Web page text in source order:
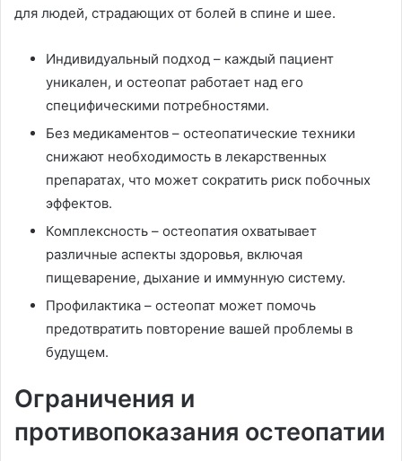
для людей, страдающих от болей в спине и шее.
Индивидуальный подход – каждый пациент
уникален, и остеопат работает над его
специфическими потребностями.
Без медикаментов – остеопатические техники
снижают необходимость в лекарственных
препаратах, что может сократить риск побочных
эффектов.
Комплексность – остеопатия охватывает
различные аспекты здоровья, включая
пищеварение, дыхание и иммунную систему.
Профилактика – остеопат может помочь
предотвратить повторение вашей проблемы в
будущем.
Ограничения и
противопоказания остеопатии